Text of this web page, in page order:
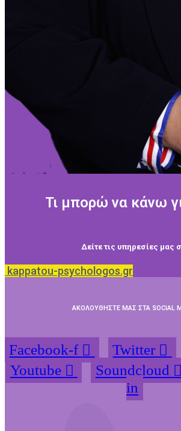
Τι μπορώ να κάνω
Δείτε τις υπηρεσίες μας
kappatou-psychologos.gr
ΑΚΟΛΟΥΘΗΣΤΕ ΜΑΣ ΣΤΑ SOCIAL
Facebook-f Twitter
Youtube
Soundcloud
in